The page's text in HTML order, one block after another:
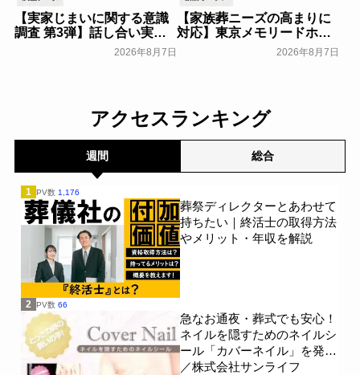
【実家じまいに関する意識
調査 第3弾】話し合い実施
率は29.5％で前回から低
下。「大相続時代」でも家
2026年8月7日
【家族葬ニーズの高まりに
対応】東京メモリードホー
ルに貸切型家族葬空間『第
８ホール～Living～』オー
2026年8月7日
アクセスランキング
週間 総合
1 PV数 1,176
葬祭ディレクターとあわせて
持ちたい｜終活士の取得方法
やメリット・年収を解説
2 PV数 66
急なお通夜・葬式でも安心！
ネイルを隠すためのネイルシ
ール「カバーネイル」を発売
／株式会社サンライフ